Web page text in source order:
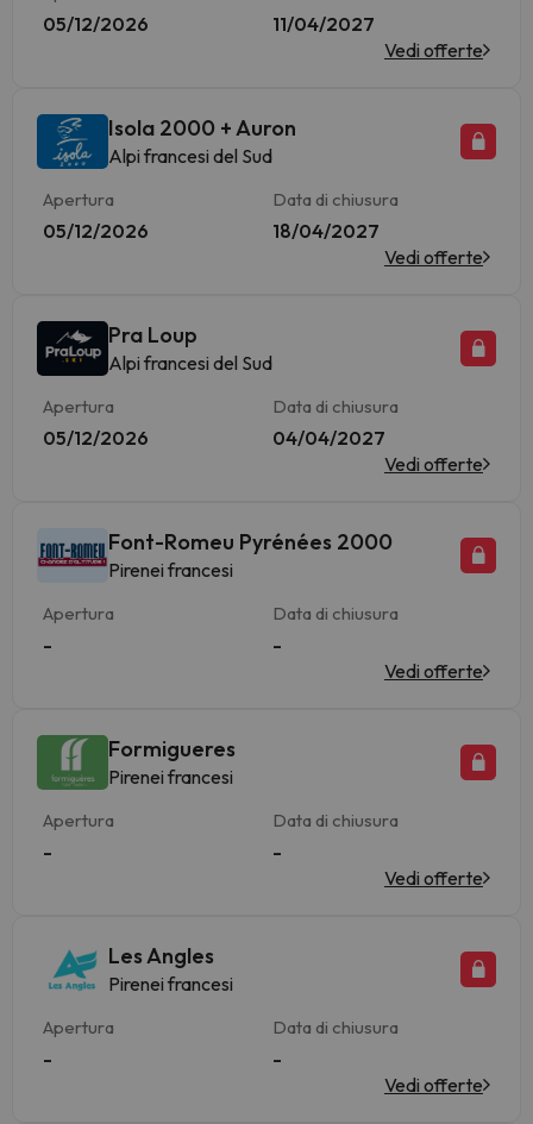
05/12/2026
11/04/2027
Vedi offerte
Isola 2000 + Auron
Alpi francesi del Sud
Apertura
05/12/2026
Data di chiusura
18/04/2027
Vedi offerte
Pra Loup
Alpi francesi del Sud
Apertura
05/12/2026
Data di chiusura
04/04/2027
Vedi offerte
Font-Romeu Pyrénées 2000
Pirenei francesi
Apertura
-
Data di chiusura
-
Vedi offerte
Formigueres
Pirenei francesi
Apertura
-
Data di chiusura
-
Vedi offerte
Les Angles
Pirenei francesi
Apertura
-
Data di chiusura
-
Vedi offerte